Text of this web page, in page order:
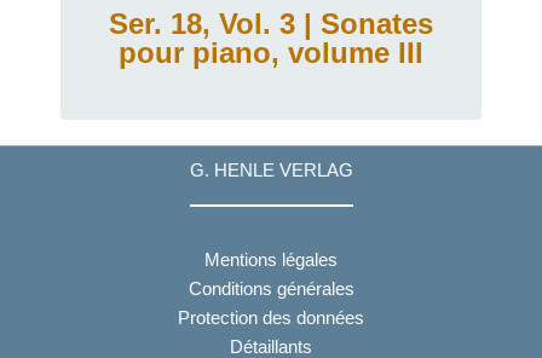
Ser. 18, Vol. 3 | Sonates
pour piano, volume III
G. HENLE VERLAG
Mentions légales
Conditions générales
Protection des données
Détaillants